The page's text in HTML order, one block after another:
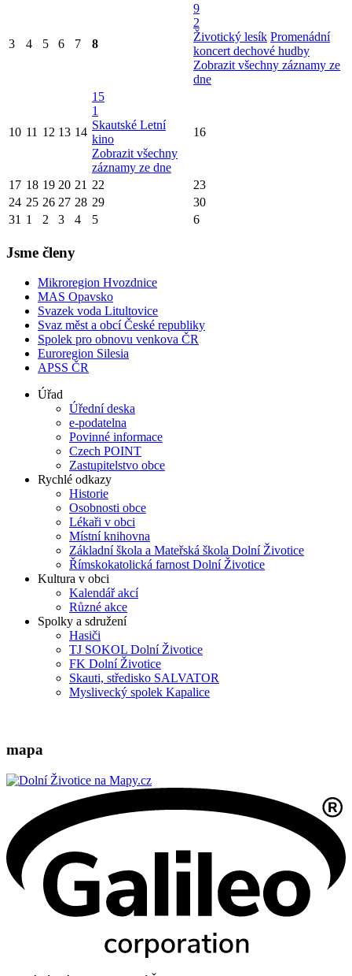
3 4 5 6 7 8
9
2
Životický lesík Promenádní
koncert dechové hudby
Zobrazit všechny záznamy ze
dne
10 11 12 13 14
15
1
Skautské Letní
kino
Zobrazit všechny
záznamy ze dne
16
17 18 19 20 21 22
23
24 25 26 27 28 29
30
31 1 2 3 4 5 6
Jsme členy
Mikroregion Hvozdnice
MAS Opavsko
Svazek voda Litultovice
Svaz měst a obcí České republiky
Spolek pro obnovu venkova ČR
Euroregion Silesia
APSS ČR
Úřad
Úřední deska
e-podatelna
Povinné informace
Czech POINT
Zastupitelstvo obce
Rychlé odkazy
Historie
Osobnosti obce
Lékaři v obci
Místní knihovna
Základní škola a Mateřská škola Dolní Životice
Římskokatolická farnost Dolní Životice
Kultura v obci
Kalendář akcí
Různé akce
Spolky a sdružení
Hasiči
TJ SOKOL Dolní Životice
FK Dolní Životice
Skauti, středisko SALVATOR
Myslivecký spolek Kapalice
mapa